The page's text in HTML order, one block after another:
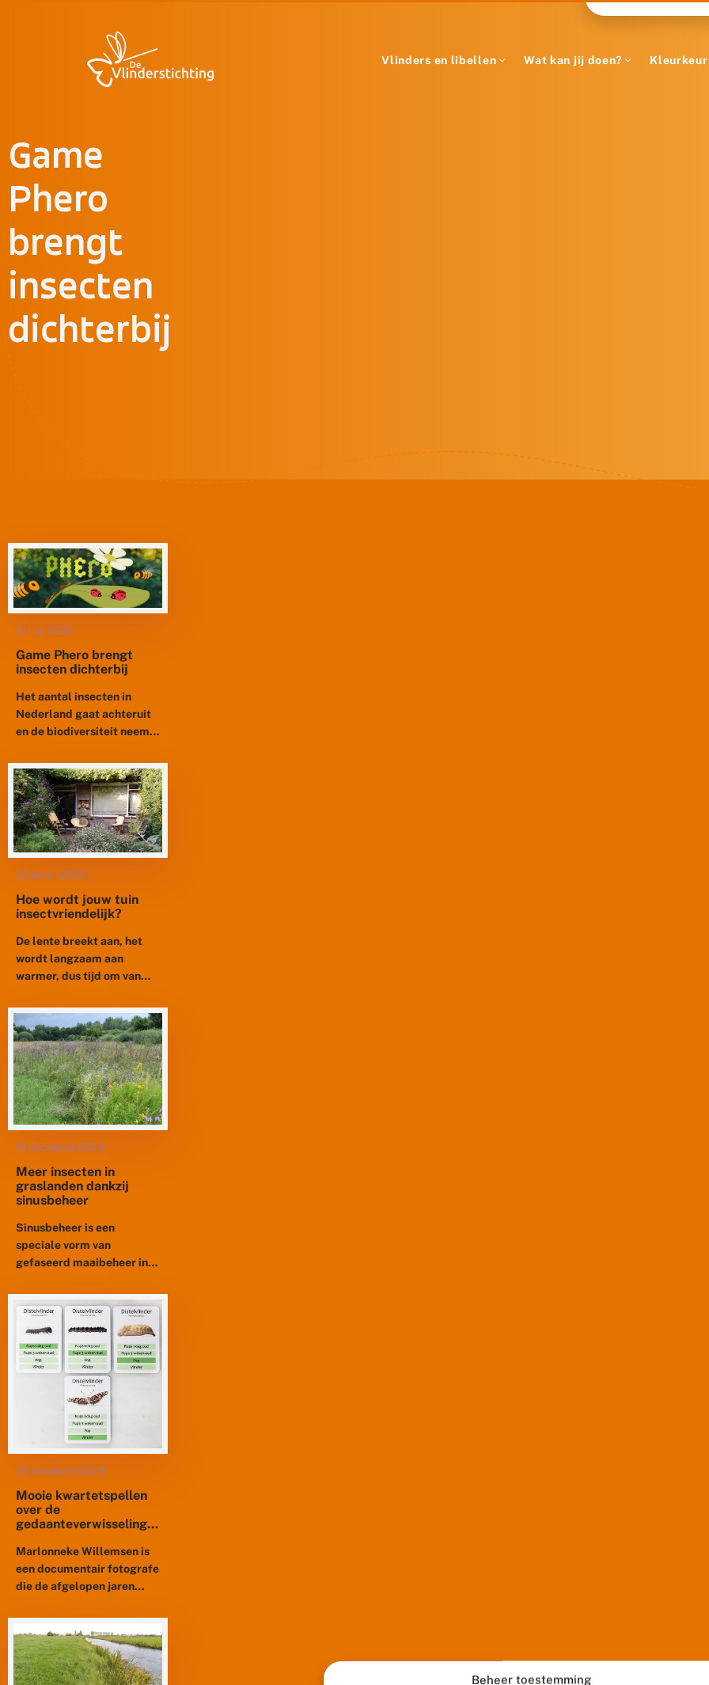
Beheer toestemming
Vlinders en libellen Wat kan jij doen? Kleurkeur
Game
Phero
brengt
insecten
dichterbij
31 mei 2025
Game Phero brengt
insecten dichterbij
Het aantal insecten in
Nederland gaat achteruit
en de biodiversiteit neemt
kunnen doen is het
belangrijk dat zoveel
mogelijk...
20 maart 2025
Hoe wordt jouw tuin
insectvriendelijk?
De lente breekt aan, het
wordt langzaam aan
warmer, dus tijd om van
niet alleen van de tuin,
maar ook...
19 december 2024
Meer insecten in
graslanden dankzij
sinusbeheer
Sinusbeheer is een
speciale vorm van
gefaseerd maaibeheer in
betere omstandigheden
voor en een toename van
insecten, zonder verruiging
van de...
26 november 2024
Mooie kwartetspellen
over de
gedaanteverwisseling
Marlonneke Willemsen is
een documentair fotografe
die de afgelopen jaren
heeft gemaakt van de
ontwikkeling van dieren,
van jong naar oud en van...